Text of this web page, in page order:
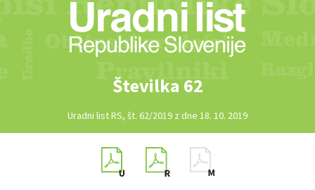
Številka 62
Uradni list RS, št. 62/2019 z dne 18. 10. 2019